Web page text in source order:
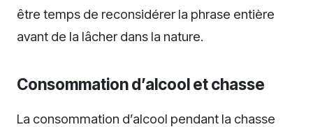
être temps de reconsidérer la phrase entière
avant de la lâcher dans la nature.
Consommation d’alcool et chasse
La consommation d’alcool pendant la chasse